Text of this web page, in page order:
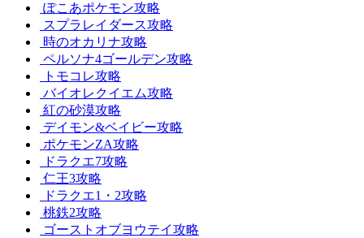
ぽこあポケモン攻略
スプラレイダース攻略
時のオカリナ攻略
ペルソナ4ゴールデン攻略
トモコレ攻略
バイオレクイエム攻略
紅の砂漠攻略
デイモン&ベイビー攻略
ポケモンZA攻略
ドラクエ7攻略
仁王3攻略
ドラクエ1・2攻略
桃鉄2攻略
ゴーストオブヨウテイ攻略